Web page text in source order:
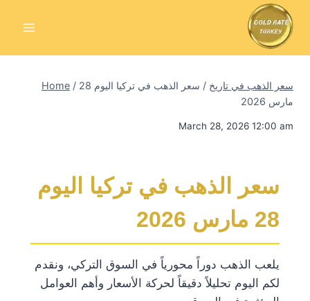
Home / سعر الذهب في تاريخ /
سعر الذهب في تركيا اليوم 28
مارس 2026
March 28, 2026 12:00 am
سعر الذهب في تركيا اليوم
28 مارس 2026
يلعب الذهب دوراً محورياً في السوق التركي، ونقدم
لكم اليوم تحليلاً دقيقاً لحركة الأسعار وأهم العوامل